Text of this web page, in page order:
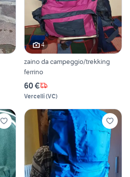
4
zaino da campeggio/trekking
ferrino
60 €
Vercelli(VC)